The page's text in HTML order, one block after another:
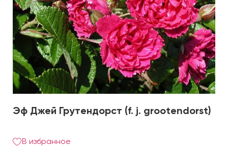
Эф Джей Грутендорст (f. j. grootendorst)
В избранное